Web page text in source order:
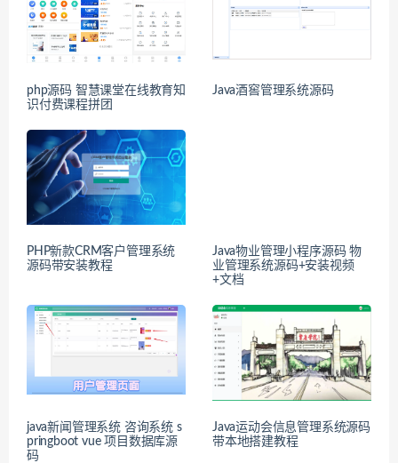
php源码 智慧课堂在线教育知
识付费课程拼团
Java酒窖管理系统源码
PHP新款CRM客户管理系统
源码带安装教程
Java物业管理小程序源码 物
业管理系统源码+安装视频
+文档
java新闻管理系统 咨询系统 s
pringboot vue 项目数据库源
码
Java运动会信息管理系统源码
带本地搭建教程